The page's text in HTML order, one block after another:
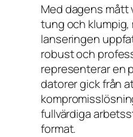
Med dagens mått
tung och klumpig,
lanseringen
robust och
representerar en
datorer gick från
fullvärdiga
format.